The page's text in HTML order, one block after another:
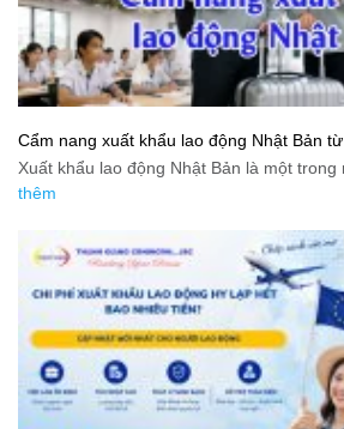
Cẩm nang xuất khẩu lao động Nhật Bản
Xuất khẩu lao động Nhật Bản là một
thêm